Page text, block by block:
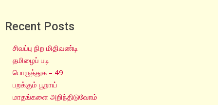
Recent Posts
சிவப்பு நிற மிதிவண்டி
தமிழைப் படி
பொருத்துக – 49
பறக்கும் பூநாய்
மாதங்களை அறிந்திடுவோம்